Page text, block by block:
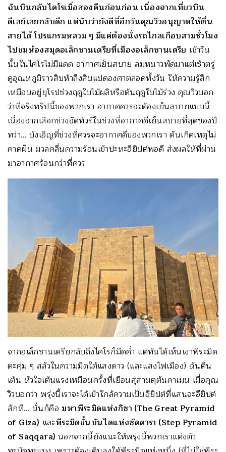
ฉันบินกลับไคโรเมื่อสองคืนก่อนก่อน เนื่องจากเที่ยวบิน
ดีเลย์เลยกลับดึก แต่นับว่ายังดีที่อีกวันคุณวิวอนุญาตให้ตื่น
สายได้ โปรแกรมหลวม ๆ มีแค่ต้องนั่งรถไกลเกือบสามชั่วโมง
ไปชมห้องสมุดอเล็กซานเดรียที่เมืองอเล็กซานเดรีย เช้าวัน
นั้นในไคโรไม่มีแดด อากาศเย็นสบาย ลมหนาวพัดมาแต่เช้าตรู่
ดูอุณหภูมิราวสิบห้าถึงสิบแปดองศาตลอดทั้งวัน ให้ความรู้สึก
เหมือนอยู่ยุโรปช่วงฤดูใบไม้ผลิหรือต้นฤดูใบไม้ร่วง คุณวิวบอก
ว่าที่จริงทริปนี้ของพวกเรา อากาศควรจะต้องเย็นสบายแบบนี้
เนื่องจากเลือกช่วงจัดทัวร์ในช่วงที่อากาศดีเย็นสบายที่สุดของปี
ทว่า… บังเอิญที่ช่วงที่ควรจะอากาศดีของพวกเรา ดันเกิดเหตุไม่
คาดฝัน มวลคลื่นความร้อนเข้าปะทะอียิปต์พอดี ส่งผลให้ที่ผ่าน
มาอากาศร้อนกว่าที่ควร
จากอเล็กซานเดรียกลับถึงไคโรก็มืดค่ำ แต่ทันได้เห็นเงาพีระมิด
ตะคุ่ม ๆ สลัวในความมืดใต้แสงดาว (และแสงไฟเมือง) ฉันตื่น
เต้น หัวใจเต้นแรงเหมือนครั้งที่เยือนสุสานตุตันคาเมน เมื่อคุณ
วิวบอกว่า พรุ่งนี้เราจะได้เข้าใกล้ความเป็นอียิปต์ที่แสนจะอียิปต์
สักที… นั่นก็คือ มหาพีระมิดแห่งกิซา (The Great Pyramid
of Giza) และพีระมิดขั้นบันไดแห่งซัคคารา (Step Pyramid
of Saqqara) นอกจากนี้ยังแนะให้พรุ่งนี้พวกเราแต่งตัว